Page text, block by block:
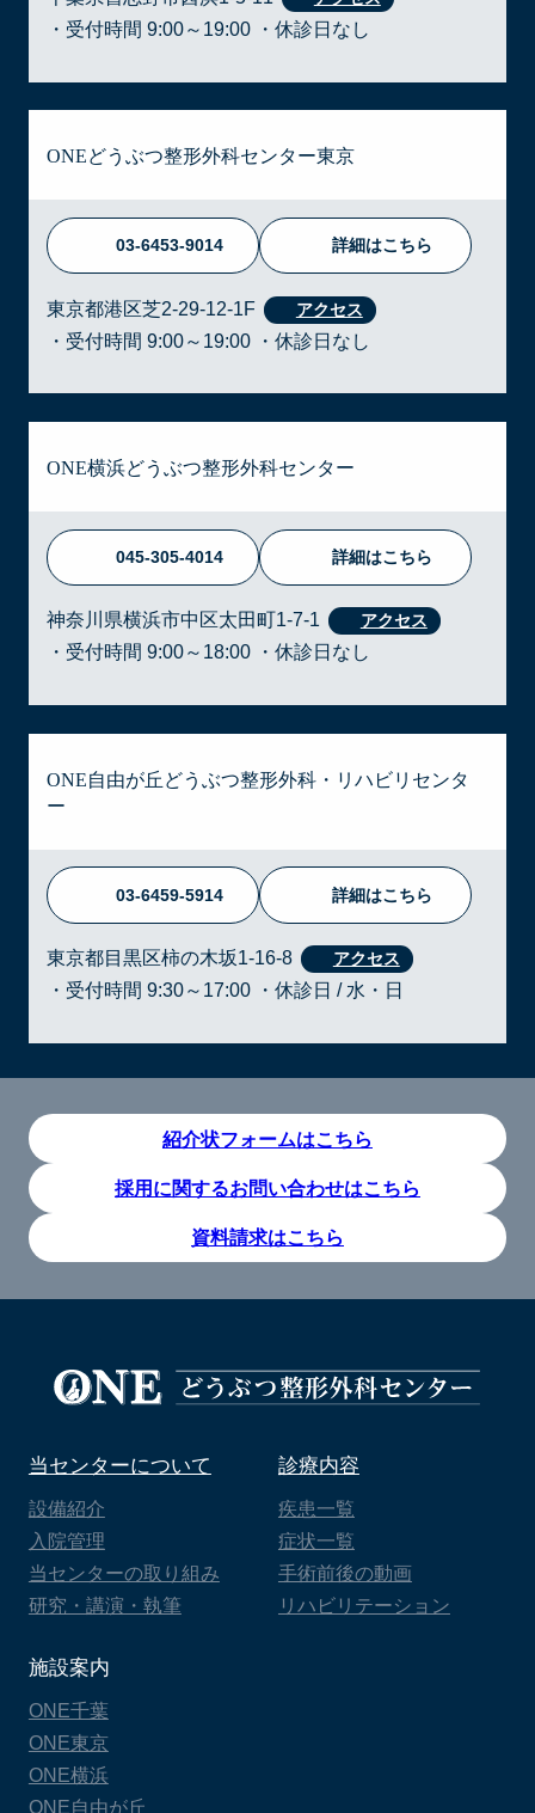
・受付時間 9:00～19:00 ・休診日なし
ONEどうぶつ整形外科センター東京
03-6453-9014 詳細はこちら
東京都港区芝2-29-12-1F
・受付時間 9:00～19:00 ・休診日なし
ONE横浜どうぶつ整形外科センター
045-305-4014 詳細はこちら
神奈川県横浜市中区太田町1-7-1
・受付時間 9:00～18:00 ・休診日なし
ONE自由が丘どうぶつ整形外科・リハビリセンタ
ー
03-6459-5914 詳細はこちら
東京都目黒区柿の木坂1-16-8
・受付時間 9:30～17:00 ・休診日 / 水・日
紹介状フォームはこちら
採用に関するお問い合わせはこちら
資料請求はこちら
当センターについて
設備紹介
入院管理
当センターの取り組み
研究・講演・執筆
診療内容
疾患一覧
症状一覧
手術前後の動画
リハビリテーション
施設案内
ONE千葉
ONE東京
ONE横浜
ONE自由が丘